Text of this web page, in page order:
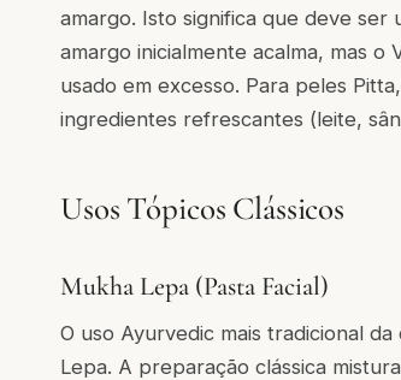
amargo. Isto significa que deve ser
amargo inicialmente acalma, mas
usado em excesso. Para peles
ingredientes refrescantes (leite,
Usos Tópicos Clássicos
Mukha Lepa (Pasta Facial)
O uso Ayurvedic mais tradicional
Lepa. A preparação clássica